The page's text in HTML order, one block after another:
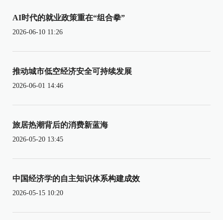
AI时代的就业政策重在“组合拳”
2026-06-10 11:26
推动城市低空经济安全可持续发展
2026-06-01 14:46
旅居热潮背后的消费新蓝海
2026-05-20 13:45
中国经济学的自主知识体系构建成效
2026-05-15 10:20